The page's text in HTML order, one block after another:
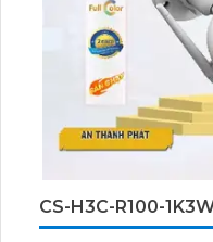
CS-H3C-R100-